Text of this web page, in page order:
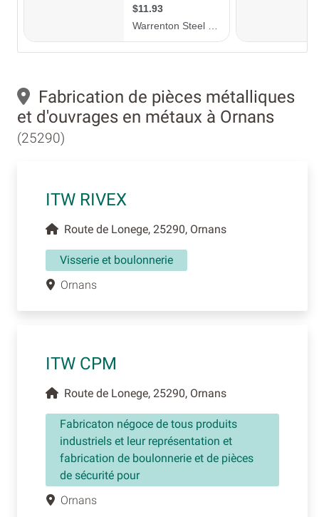
Fabrication de pièces métalliques
et d'ouvrages en métaux à Ornans
(25290)
ITW RIVEX
Route de Lonege, 25290, Ornans
Visserie et boulonnerie
Ornans
ITW CPM
Route de Lonege, 25290, Ornans
Fabricaton négoce de tous produits
industriels et leur représentation et
fabrication de boulonnerie et de pièces
de sécurité pour
Ornans